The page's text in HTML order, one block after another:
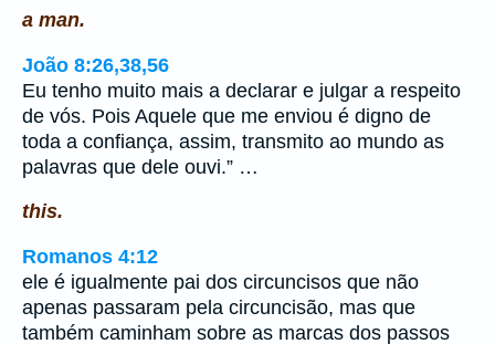
a man.
João 8:26,38,56
Eu tenho muito mais a declarar e julgar a respeito
de vós. Pois Aquele que me enviou é digno de
toda a confiança, assim, transmito ao mundo as
palavras que dele ouvi.” …
this.
Romanos 4:12
ele é igualmente pai dos circuncisos que não
apenas passaram pela circuncisão, mas que
também caminham sobre as marcas dos passos